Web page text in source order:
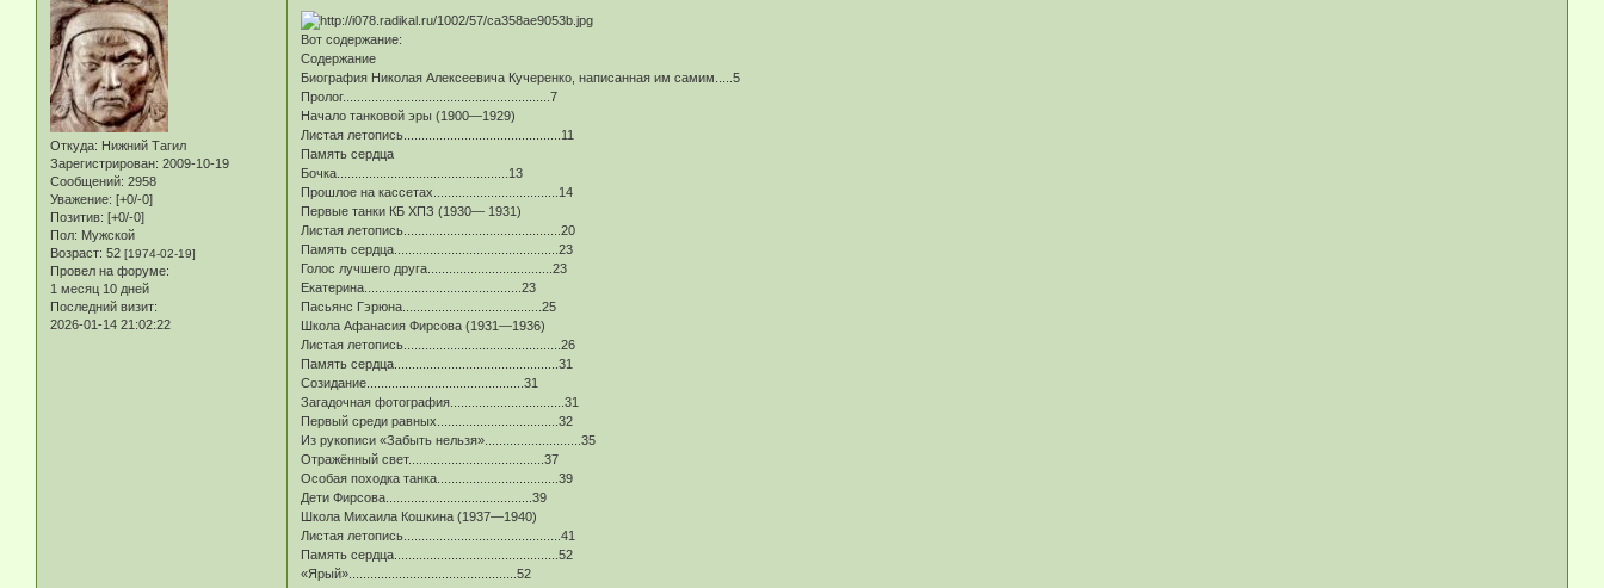
Откуда: Нижний Тагил
Зарегистрирован: 2009-10-19
Сообщений: 2958
Уважение: [+0/-0]
Позитив: [+0/-0]
Пол: Мужской
Возраст: 52 [1974-02-19]
Провел на форуме:
1 месяц 10 дней
Последний визит:
2026-01-14 21:02:22
Вот содержание:
Содержание
Биография Николая Алексеевича Кучеренко, написанная им самим.....5
Пролог..........................................................7
Начало танковой эры (1900—1929)
Листая летопись............................................11
Память сердца
Бочка................................................13
Прошлое на кассетах...................................14
Первые танки КБ ХПЗ (1930— 1931)
Листая летопись............................................20
Память сердца..............................................23
Голос лучшего друга...................................23
Екатерина............................................23
Пасьянс Гэрюна.......................................25
Школа Афанасия Фирсова (1931—1936)
Листая летопись............................................26
Память сердца..............................................31
Созидание............................................31
Загадочная фотография................................31
Первый среди равных..................................32
Из рукописи «Забыть нельзя»...........................35
Отражённый свет......................................37
Особая походка танка..................................39
Дети Фирсова.........................................39
Школа Михаила Кошкина (1937—1940)
Листая летопись............................................41
Память сердца..............................................52
«Ярый»...............................................52